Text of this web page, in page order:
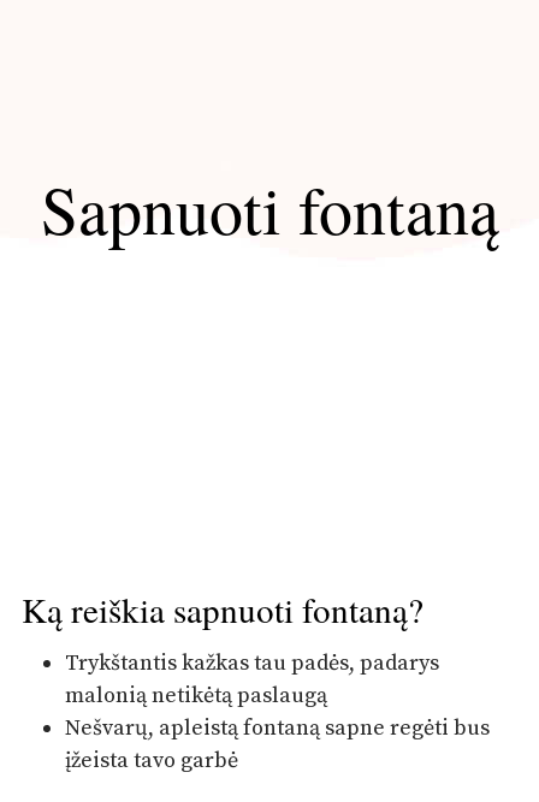
Sapnuoti fontaną
Ką reiškia sapnuoti fontaną?
Trykštantis kažkas tau padės, padarys
malonią netikėtą paslaugą
Nešvarų, apleistą fontaną sapne regėti bus
įžeista tavo garbė